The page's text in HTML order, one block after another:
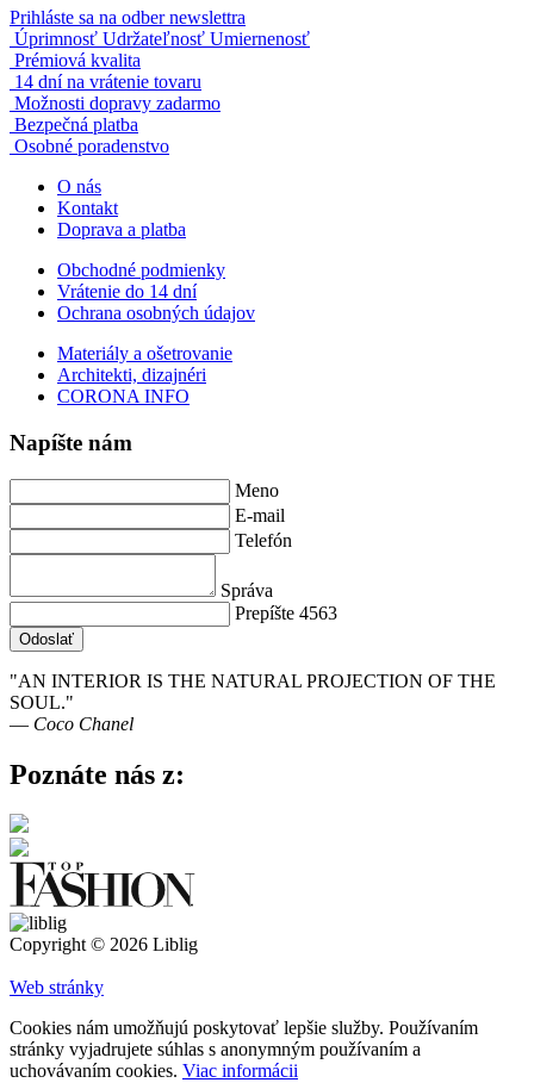
Prihláste sa na odber newslettra
Úprimnosť Udržateľnosť Umiernenosť
Prémiová kvalita
14 dní na vrátenie tovaru
Možnosti dopravy zadarmo
Bezpečná platba
Osobné poradenstvo
O nás
Kontakt
Doprava a platba
Obchodné podmienky
Vrátenie do 14 dní
Ochrana osobných údajov
Materiály a ošetrovanie
Architekti, dizajnéri
CORONA INFO
Napíšte nám
Meno
E-mail
Telefón
Správa
Prepíšte 4563
Odoslať
"AN INTERIOR IS THE NATURAL PROJECTION OF THE
SOUL."
― Coco Chanel
Poznáte nás z:
Copyright © 2026 Liblig
Web stránky
Cookies nám umožňujú poskytovať lepšie služby. Používaním
stránky vyjadrujete súhlas s anonymným používaním a
uchovávaním cookies. Viac informácii